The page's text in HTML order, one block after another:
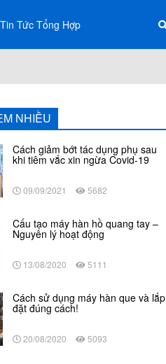
Tin Tức Tổng Hợp
NHIỀU
Cách giảm bớt tác dụng phụ sau
khi tiêm vắc xin ngừa Covid-19
09/09/2021 5682
Cấu tạo máy hàn hồ quang tay –
Nguyên lý hoạt động
13/08/2020 5111
Cách sử dụng máy hàn que và lắp
đặt đúng cách!
20/08/2020 5093